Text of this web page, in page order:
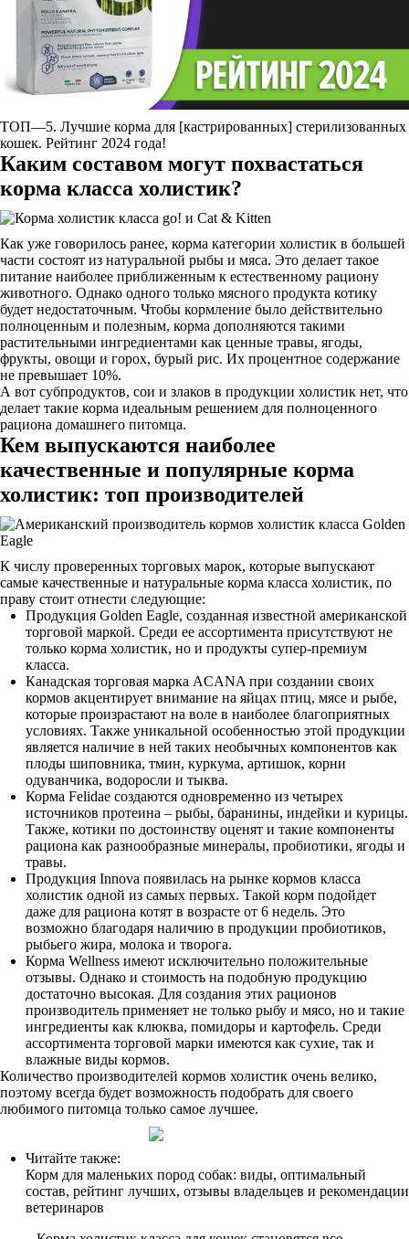
ТОП—5. Лучшие корма для [кастрированных] стерилизованных
кошек. Рейтинг 2024 года!
Каким составом могут похвастаться
корма класса холистик?
Как уже говорилось ранее, корма категории холистик в большей
части состоят из натуральной рыбы и мяса. Это делает такое
питание наиболее приближенным к естественному рациону
животного. Однако одного только мясного продукта котику
будет недостаточным. Чтобы кормление было действительно
полноценным и полезным, корма дополняются такими
растительными ингредиентами как ценные травы, ягоды,
фрукты, овощи и горох, бурый рис. Их процентное содержание
не превышает 10%.
А вот субпродуктов, сои и злаков в продукции холистик нет, что
делает такие корма идеальным решением для полноценного
рациона домашнего питомца.
Кем выпускаются наиболее
качественные и популярные корма
холистик: топ производителей
К числу проверенных торговых марок, которые выпускают
самые качественные и натуральные корма класса холистик, по
праву стоит отнести следующие:
Продукция Golden Eagle, созданная известной американской
торговой маркой. Среди ее ассортимента присутствуют не
только корма холистик, но и продукты супер-премиум
класса.
Канадская торговая марка ACANA при создании своих
кормов акцентирует внимание на яйцах птиц, мясе и рыбе,
которые произрастают на воле в наиболее благоприятных
условиях. Также уникальной особенностью этой продукции
является наличие в ней таких необычных компонентов как
плоды шиповника, тмин, куркума, артишок, корни
одуванчика, водоросли и тыква.
Корма Felidae создаются одновременно из четырех
источников протеина – рыбы, баранины, индейки и курицы.
Также, котики по достоинству оценят и такие компоненты
рациона как разнообразные минералы, пробиотики, ягоды и
травы.
Продукция Innova появилась на рынке кормов класса
холистик одной из самых первых. Такой корм подойдет
даже для рациона котят в возрасте от 6 недель. Это
возможно благодаря наличию в продукции пробиотиков,
рыбьего жира, молока и творога.
Корма Wellness имеют исключительно положительные
отзывы. Однако и стоимость на подобную продукцию
достаточно высокая. Для создания этих рационов
производитель применяет не только рыбу и мясо, но и такие
ингредиенты как клюква, помидоры и картофель. Среди
ассортимента торговой марки имеются как сухие, так и
влажные виды кормов.
Количество производителей кормов холистик очень велико,
поэтому всегда будет возможность подобрать для своего
любимого питомца только самое лучшее.
Читайте также:
Корм для маленьких пород собак: виды, оптимальный
состав, рейтинг лучших, отзывы владельцев и рекомендации
ветеринаров